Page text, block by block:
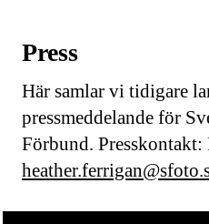
Press
Här samlar vi tidigare
pressmeddelande för
Förbund. Presskontakt: